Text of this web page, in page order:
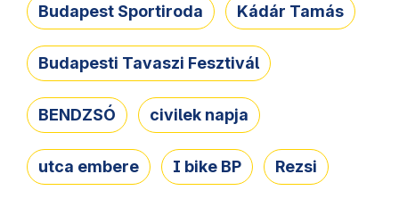
Budapest Sportiroda Kádár Tamás
Budapesti Tavaszi Fesztivál
BENDZSÓ civilek napja
utca embere I bike BP Rezsi